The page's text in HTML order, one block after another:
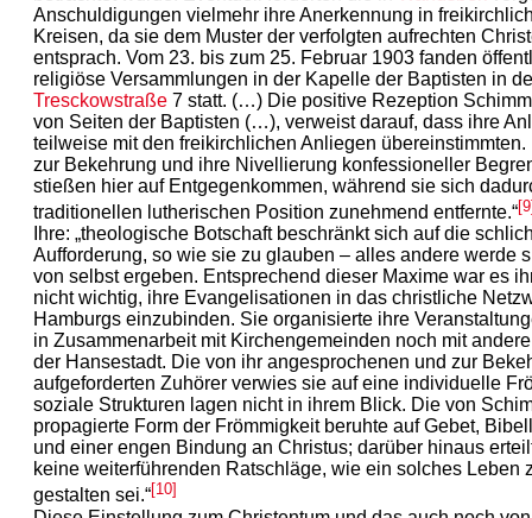
Anschuldigungen vielmehr ihre Anerkennung in
Kreisen, da sie dem Muster der verfolgten aufrechten
entsprach. Vom 23. bis zum 25. Februar 1903 fanden
religiöse Versammlungen in der Kapelle der Baptisten in
Tresckowstraße 7 statt. (…) Die positive Rezeption
von Seiten der Baptisten (…), verweist darauf, dass ihre
teilweise mit den freikirchlichen Anliegen übereinstimmten.
zur Bekehrung und ihre Nivellierung konfessioneller
stießen hier auf Entgegenkommen, während sie sich
traditionellen lutherischen Position zunehmend entfernte.“
Ihre: „theologische Botschaft beschränkt sich auf die
Aufforderung, so wie sie zu glauben – alles andere werde
von selbst ergeben. Entsprechend dieser Maxime war es
nicht wichtig, ihre Evangelisationen in das christliche
Hamburgs einzubinden. Sie organisierte ihre
in Zusammenarbeit mit Kirchengemeinden noch mit
der Hansestadt. Die von ihr angesprochenen und zur
aufgeforderten Zuhörer verwies sie auf eine individuelle
soziale Strukturen lagen nicht in ihrem Blick. Die von
propagierte Form der Frömmigkeit beruhte auf Gebet,
und einer engen Bindung an Christus; darüber hinaus
keine weiterführenden Ratschläge, wie ein solches Leben
gestalten sei.“[10]